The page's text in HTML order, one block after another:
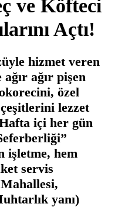
ve Köfteci
Açtı!
hizmet veren
ağır pişen
özel
lezzet
içi her gün
işletme, hem
servis
yanı)